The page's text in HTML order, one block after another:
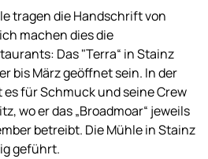
tragen die Handschrift von
machen dies die
Das "Terra“ in Stainz
bis März geöffnet sein. In der
für Schmuck und seine Crew
wo er das „Broadmoar“ jeweils
betreibt. Die Mühle in Stainz
geführt.